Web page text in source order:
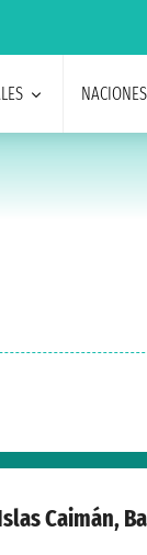
NACIONES
Caimán,